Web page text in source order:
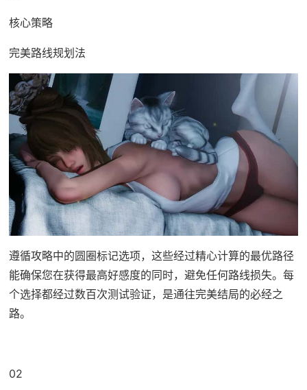
核心策略
完美路线规划法
遵循攻略中的圆圈标记选项，这些经过精心计算的最优路径
能确保您在获得最高好感度的同时，避免任何路线损失。每
个选择都经过数百次测试验证，是通往完美结局的必经之
路。
02